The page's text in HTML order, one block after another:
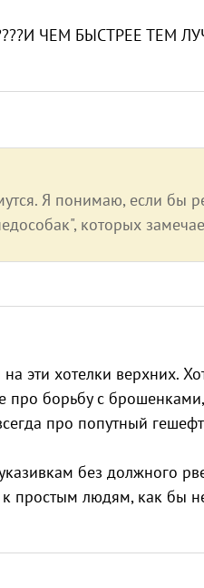
ЧЕМ БЫСТРЕЕ ТЕМ
Я понимаю, если бы
которых
эти хотелки верхних.
про борьбу с
про попутный
без должного
простым людям, как бы